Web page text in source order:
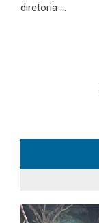
diretoria ...